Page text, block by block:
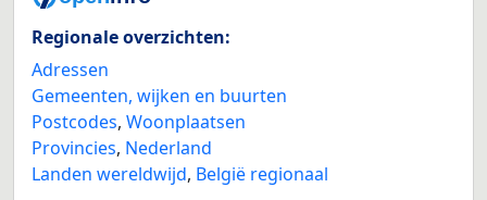
Regionale overzichten:
Adressen
Gemeenten, wijken en buurten
Postcodes, Woonplaatsen
Provincies, Nederland
Landen wereldwijd, België regionaal